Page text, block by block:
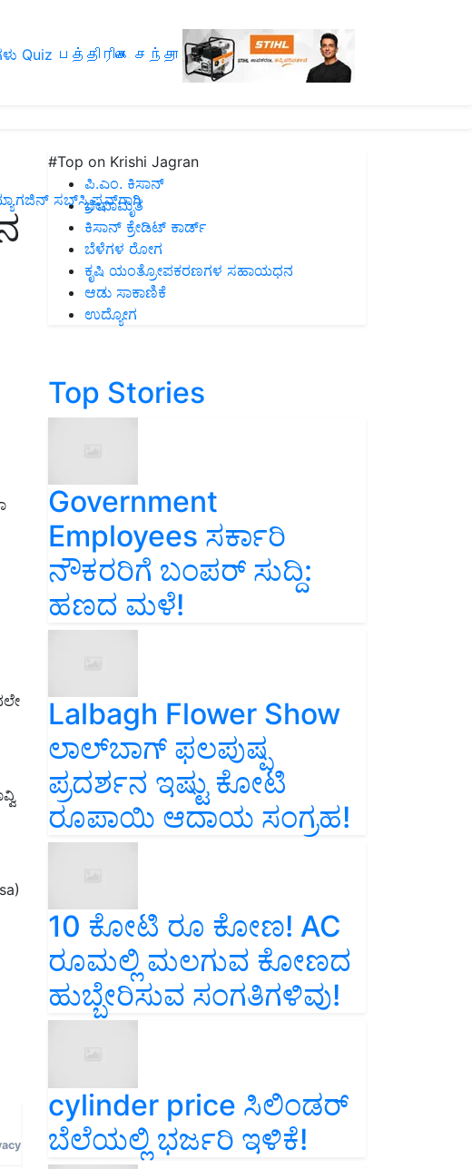
Quiz பத்திரிகை சந்தா
ಸಬ್‌ಸ್ಕ್ರಿಪ್ಷನ್‌ಗಾಗಿ
#Top on Krishi Jagran
ಪಿ.ಎಂ. ಕಿಸಾನ್
ಜೀವಾಮೃತ
ಕಿಸಾನ್ ಕ್ರೇಡಿಟ್ ಕಾರ್ಡ್
ಬೆಳೆಗಳ ರೋಗ
ಕೃಷಿ ಯಂತ್ರೋಪಕರಣಗಳ ಸಹಾಯಧನ
ಆಡು ಸಾಕಾಣಿಕೆ
ಉದ್ಯೋಗ
Top Stories
Government
Employees ಸರ್ಕಾರಿ
ನೌಕರರಿಗೆ ಬಂಪರ್‌ ಸುದ್ದಿ:
ಹಣದ ಮಳೆ!
Lalbagh Flower Show
ಲಾಲ್‌ಬಾಗ್ ಫಲಪುಷ್ಪ
ಪ್ರದರ್ಶನ ಇಷ್ಟು ಕೋಟಿ
ರೂಪಾಯಿ ಆದಾಯ ಸಂಗ್ರಹ!
10 ಕೋಟಿ ರೂ ಕೋಣ! AC
ರೂಮಲ್ಲಿ ಮಲಗುವ ಕೋಣದ
ಹುಬ್ಬೇರಿಸುವ ಸಂಗತಿಗಳಿವು!
cylinder price ಸಿಲಿಂಡರ್‌
ಬೆಲೆಯಲ್ಲಿ ಭರ್ಜರಿ ಇಳಿಕೆ!